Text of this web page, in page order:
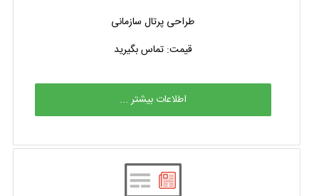
طراحی پرتال سازمانی
قیمت: تماس بگیرید
اطلاعات بیشتر ...